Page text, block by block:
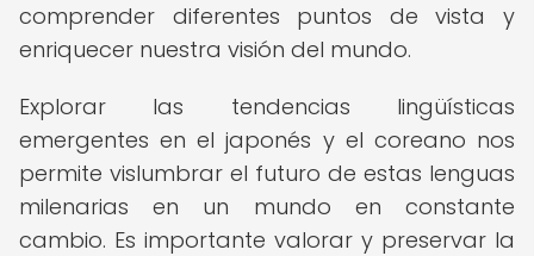
comprender diferentes puntos de vista y
enriquecer nuestra visión del mundo.
Explorar las tendencias lingüísticas
emergentes en el japonés y el coreano nos
permite vislumbrar el futuro de estas lenguas
milenarias en un mundo en constante
cambio. Es importante valorar y preservar la